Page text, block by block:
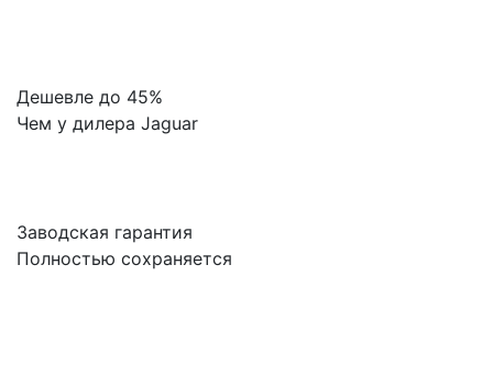
Дешевле до 45%
Чем у дилера Jaguar
Заводская гарантия
Полностью сохраняется